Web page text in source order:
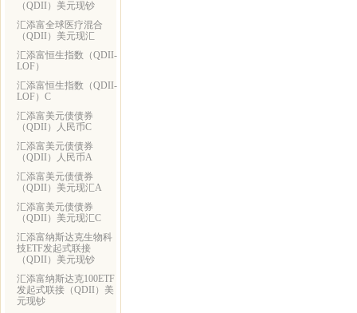
（QDII）美元现钞
汇添富全球医疗混合
（QDII）美元现汇
汇添富恒生指数（QDII-
LOF）
汇添富恒生指数（QDII-
LOF）C
汇添富美元债债券
（QDII）人民币C
汇添富美元债债券
（QDII）人民币A
汇添富美元债债券
（QDII）美元现汇A
汇添富美元债债券
（QDII）美元现汇C
汇添富纳斯达克生物科
技ETF发起式联接
（QDII）美元现钞
汇添富纳斯达克100ETF
发起式联接（QDII）美
元现钞